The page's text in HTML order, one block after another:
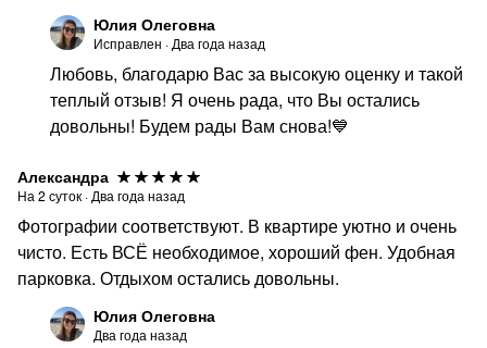
Юлия Олеговна
Исправлен · Два года назад
Любовь, благодарю Вас за высокую оценку и такой
теплый отзыв! Я очень рада, что Вы остались
довольны! Будем рады Вам снова!💙
Александра
На 2 суток · Два года назад
Фотографии соответствуют. В квартире уютно и очень
чисто. Есть ВСЁ необходимое, хороший фен. Удобная
парковка. Отдыхом остались довольны.
Юлия Олеговна
Два года назад